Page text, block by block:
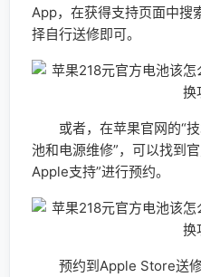
App，在获得支持页面中搜
择自行送修即可。
或者，在苹果官网的“技
池和电源维修”，可以找到
Apple支持”进行预约。
预约到Apple Store送修